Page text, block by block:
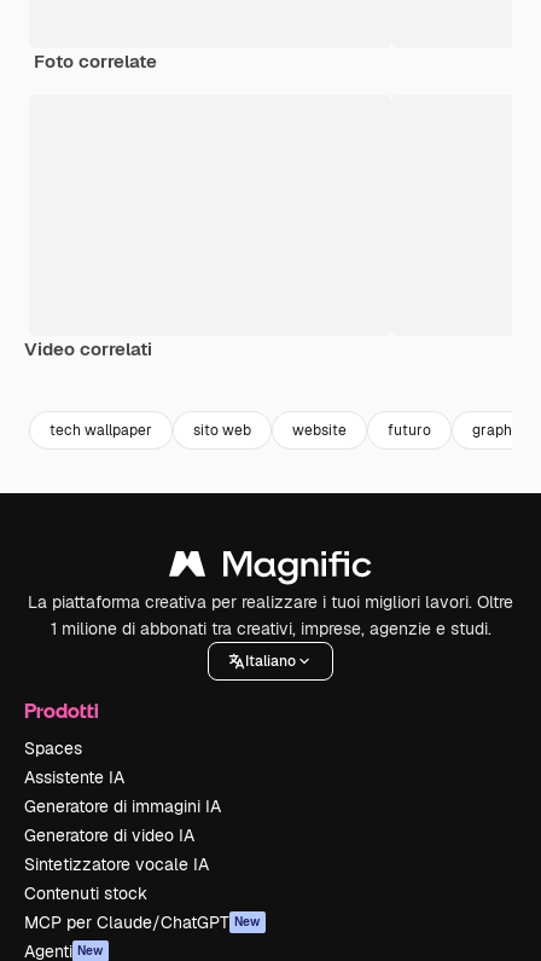
Foto correlate
Video correlati
tech wallpaper sito web website futuro graphic
La piattaforma creativa per realizzare i tuoi migliori lavori. Oltre
1 milione di abbonati tra creativi, imprese, agenzie e studi.
Italiano
Prodotti
Spaces
Assistente IA
Generatore di immagini IA
Generatore di video IA
Sintetizzatore vocale IA
Contenuti stock
MCP per Claude/ChatGPT New
Agenti New